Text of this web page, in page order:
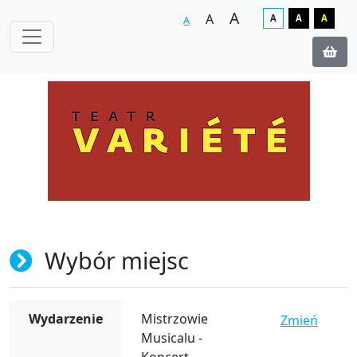
A A A A A A
Wybór miejsc
Wydarzenie
Mistrzowie
Musicalu -
Zmień